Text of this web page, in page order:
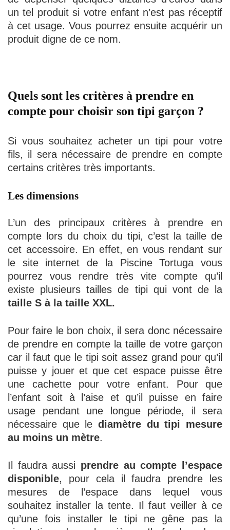
un tel produit si votre enfant n’est pas réceptif
à cet usage. Vous pourrez ensuite acquérir un
produit digne de ce nom.
Quels sont les critères à prendre en
compte pour choisir son tipi garçon ?
Si vous souhaitez acheter un tipi pour votre
fils, il sera nécessaire de prendre en compte
certains critères très importants.
Les dimensions
L’un des principaux critères à prendre en
compte lors du choix du tipi, c’est la taille de
cet accessoire. En effet, en vous rendant sur
le site internet de la Piscine Tortuga vous
pourrez vous rendre très vite compte qu’il
existe plusieurs tailles de tipi qui vont de la
taille S à la taille XXL.
Pour faire le bon choix, il sera donc nécessaire
de prendre en compte la taille de votre garçon
car il faut que le tipi soit assez grand pour qu’il
puisse y jouer et que cet espace puisse être
une cachette pour votre enfant. Pour que
l’enfant soit à l’aise et qu’il puisse en faire
usage pendant une longue période, il sera
nécessaire que le diamètre du tipi mesure
au moins un mètre.
Il faudra aussi prendre au compte l’espace
disponible, pour cela il faudra prendre les
mesures de l’espace dans lequel vous
souhaitez installer la tente. Il faut veiller à ce
qu’une fois installer le tipi ne gêne pas la